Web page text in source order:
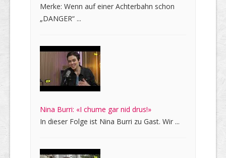
Merke: Wenn auf einer Achterbahn schon
„DANGER“ ...
Nina Burri: «I chume gar nid drus!»
In dieser Folge ist Nina Burri zu Gast. Wir ...